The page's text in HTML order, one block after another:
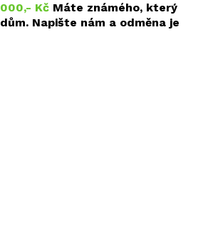
Kč Máte známého, který
Napište nám a odměna je